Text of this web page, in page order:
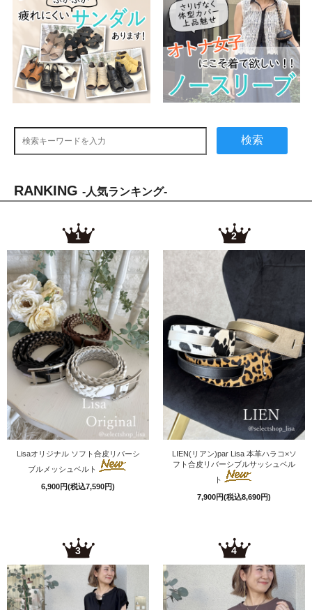
検索
RANKING -人気ランキング-
1
Lisaオリジナル ソフト合皮リバーシ
ブルメッシュベルト
6,900円(税込7,590円)
2
LIEN(リアン)par Lisa 本革ハラコ×ソ
フト合皮リバーシブルサッシュベル
ト
7,900円(税込8,690円)
3 4